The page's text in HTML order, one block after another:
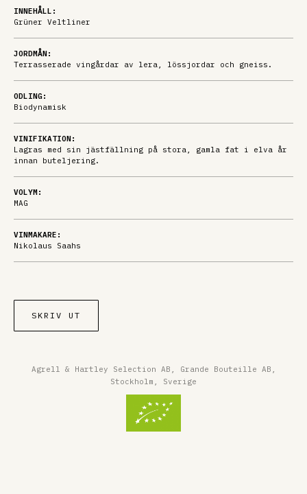
INNEHÅLL:
Grüner Veltliner
JORDMÅN:
Terrasserade vingårdar av lera, lössjordar och gneiss.
ODLING:
Biodynamisk
VINIFIKATION:
Lagras med sin jästfällning på stora, gamla fat i elva år
innan buteljering.
VOLYM:
MAG
VINMAKARE:
Nikolaus Saahs
SKRIV UT
Agrell & Hartley Selection AB, Grande Bouteille AB,
Stockholm, Sverige